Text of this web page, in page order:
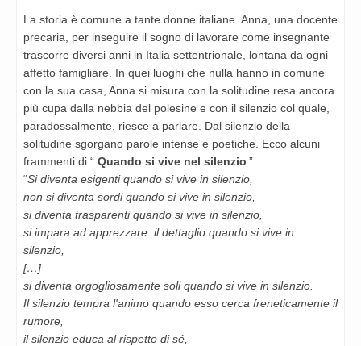
La storia è comune a tante donne italiane. Anna, una docente
precaria, per inseguire il sogno di lavorare come insegnante
trascorre diversi anni in Italia settentrionale, lontana da ogni
affetto famigliare. In quei luoghi che nulla hanno in comune
con la sua casa, Anna si misura con la solitudine resa ancora
più cupa dalla nebbia del polesine e con il silenzio col quale,
paradossalmente, riesce a parlare. Dal silenzio della
solitudine sgorgano parole intense e poetiche. Ecco alcuni
frammenti di “ Quando si vive nel silenzio ”
“Si diventa esigenti quando si vive in silenzio,
non si diventa sordi quando si vive in silenzio,
si diventa trasparenti quando si vive in silenzio,
si impara ad apprezzare il dettaglio quando si vive in
silenzio,
[…]
si diventa orgogliosamente soli quando si vive in silenzio.
Il silenzio tempra l'animo quando esso cerca freneticamente il
rumore,
il silenzio educa al rispetto di sé,